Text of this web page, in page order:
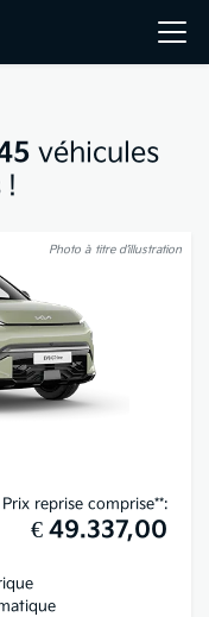
véhicules
!
Photo à titre d’illustration
Prix reprise comprise**:
€ 49.337,00